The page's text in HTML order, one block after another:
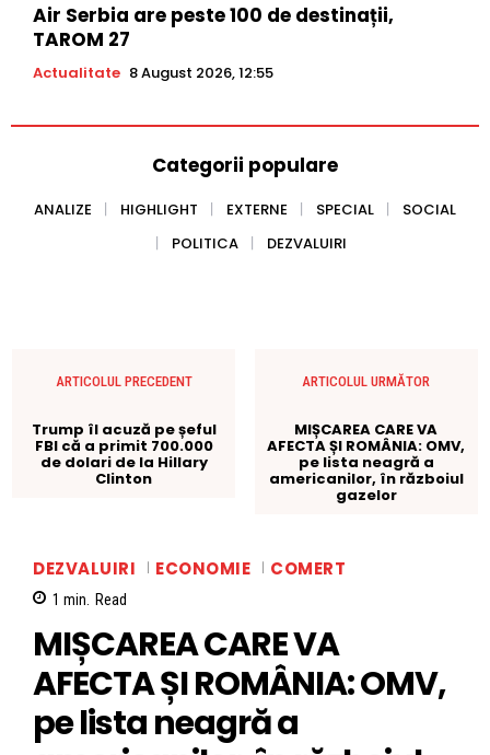
Air Serbia are peste 100 de destinații,
TAROM 27
Actualitate 8 August 2026, 12:55
Categorii populare
ANALIZE HIGHLIGHT EXTERNE SPECIAL
SOCIAL
POLITICA
DEZVALUIRI
ARTICOLUL PRECEDENT
Trump îl acuză pe șeful
FBI că a primit 700.000
de dolari de la Hillary
Clinton
ARTICOLUL URMĂTOR
MIȘCAREA CARE VA
AFECTA ȘI ROMÂNIA: OMV,
pe lista neagră a
americanilor, în războiul
gazelor